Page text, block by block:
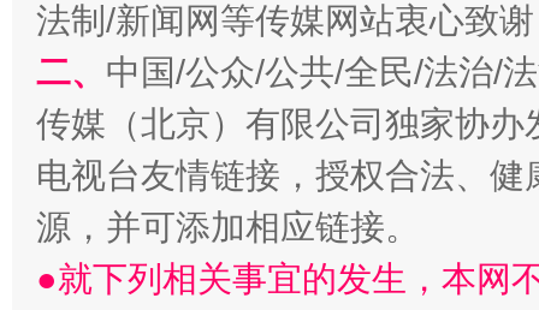
法制/新闻网等传媒网站衷心致
二、 中国/公众/公共/全民/法治/
传媒（北京）有限公司独家协
电视台友情链接，授权合法、
源，并可添加相应链接。
●就下列相关事宜的发生，本网